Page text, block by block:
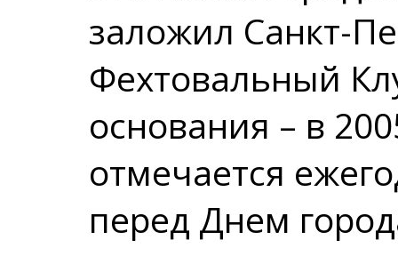
заложил Санкт-
Фехтовальный
основания – в
отмечается
перед Днем